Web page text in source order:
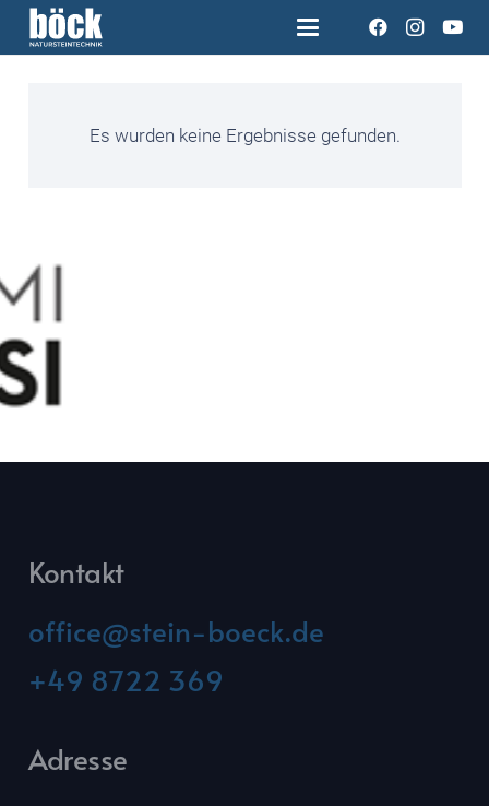
Es wurden keine Ergebnisse gefunden.
Kontakt
office@stein-boeck.de
+49 8722 369
Adresse